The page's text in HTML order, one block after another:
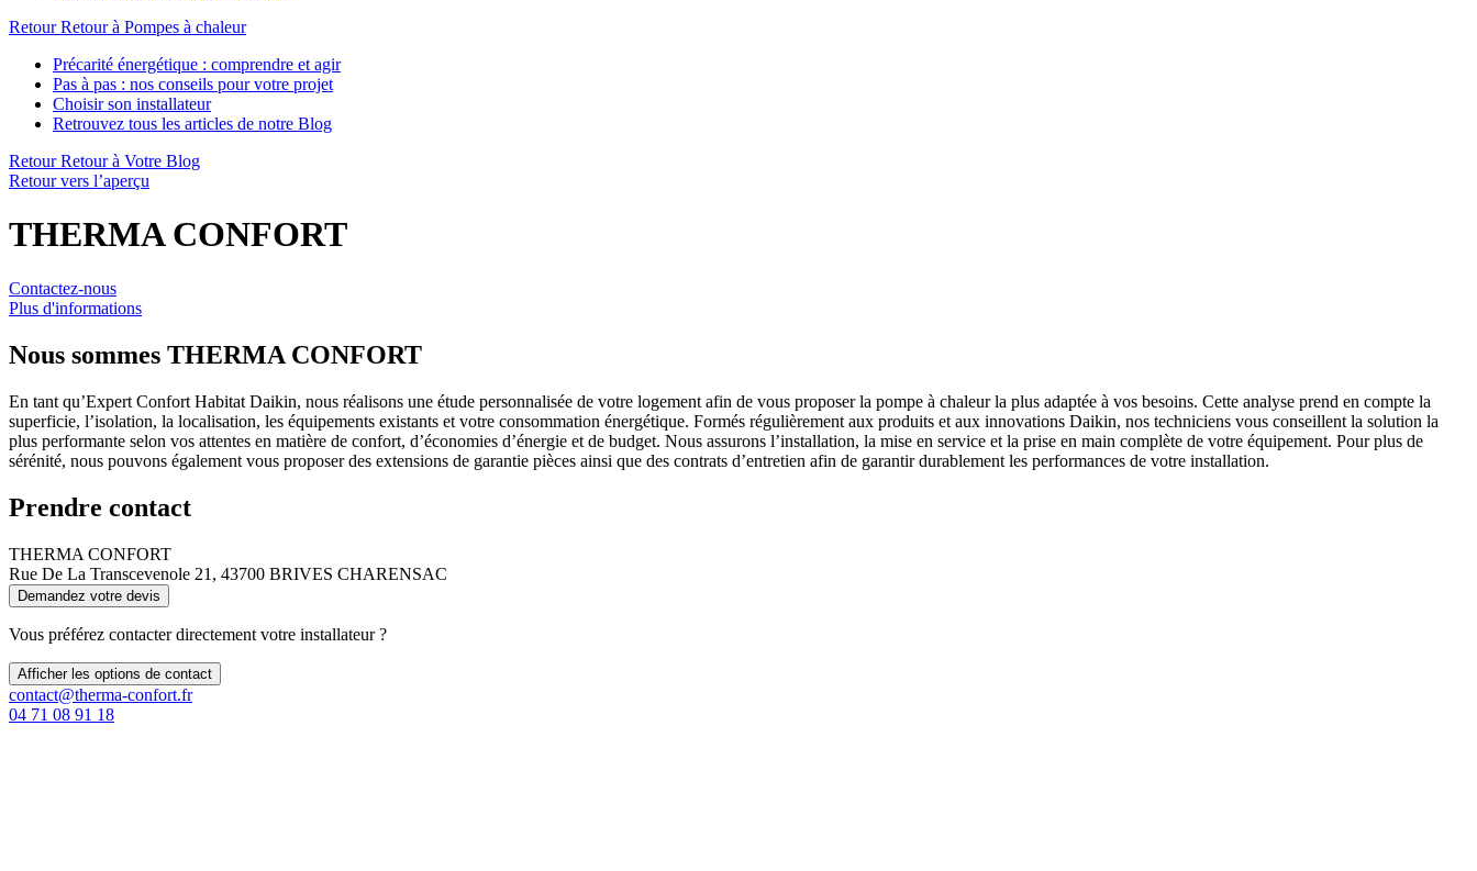
Retour Retour à Pompes à chaleur
Précarité énergétique : comprendre et agir
Pas à pas : nos conseils pour votre projet
Choisir son installateur
Retrouvez tous les articles de notre Blog
Retour Retour à Votre Blog
Retour vers l’aperçu
THERMA CONFORT
Contactez-nous
Plus d'informations
Nous sommes THERMA CONFORT
En tant qu’Expert Confort Habitat Daikin, nous réalisons une étude personnalisée de votre logement afin de vous proposer la pompe à chaleur la plus adaptée à vos besoins. Cette analyse prend en compte la
superficie, l’isolation, la localisation, les équipements existants et votre consommation énergétique. Formés régulièrement aux produits et aux innovations Daikin, nos techniciens vous conseillent la solution la
plus performante selon vos attentes en matière de confort, d’économies d’énergie et de budget. Nous assurons l’installation, la mise en service et la prise en main complète de votre équipement. Pour plus de
sérénité, nous pouvons également vous proposer des extensions de garantie pièces ainsi que des contrats d’entretien afin de garantir durablement les performances de votre installation.
Prendre contact
THERMA CONFORT
Rue De La Transcevenole 21, 43700 BRIVES CHARENSAC
Demandez votre devis
Vous préférez contacter directement votre installateur ?
Afficher les options de contact
contact@therma-confort.fr
04 71 08 91 18